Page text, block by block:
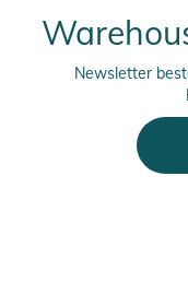
Newsletter